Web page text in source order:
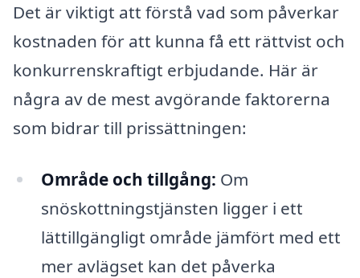
Det är viktigt att förstå vad som påverkar
kostnaden för att kunna få ett rättvist och
konkurrenskraftigt erbjudande. Här är
några av de mest avgörande faktorerna
som bidrar till prissättningen:
Område och tillgång: Om
snöskottningstjänsten ligger i ett
lättillgängligt område jämfört med ett
mer avlägset kan det påverka